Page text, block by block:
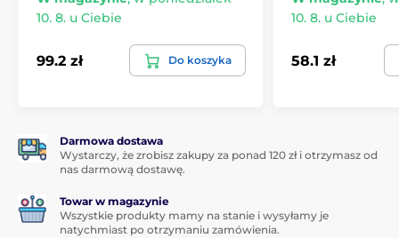
10. 8. u Ciebie
99.2 zł Do koszyka
10. 8. u Ciebie
58.1 zł
Darmowa dostawa
Wystarczy, że zrobisz zakupy za ponad 120 zł i otrzymasz od
nas darmową dostawę.
Towar w magazynie
Wszystkie produkty mamy na stanie i wysyłamy je
natychmiast po otrzymaniu zamówienia.